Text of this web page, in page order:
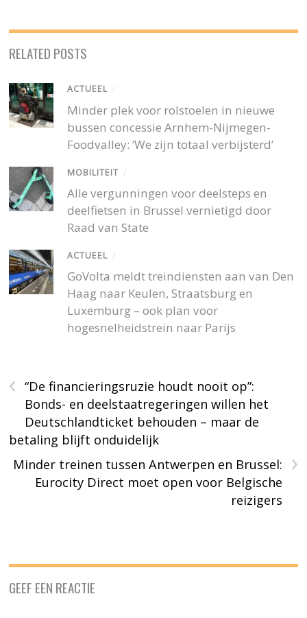
RELATED POSTS
ACTUEEL /
Minder plek voor rolstoelen in nieuwe
bussen concessie Arnhem-Nijmegen-
Foodvalley: ‘We zijn totaal verbijsterd’
MOBILITEIT /
Alle vergunningen voor deelsteps en
deelfietsen in Brussel vernietigd door
Raad van State
ACTUEEL /
GoVolta meldt treindiensten aan van Den
Haag naar Keulen, Straatsburg en
Luxemburg – ook plan voor
hogesnelheidstrein naar Parijs
‹
“De financieringsruzie houdt nooit op”:
Bonds- en deelstaatregeringen willen het
Deutschlandticket behouden – maar de
betaling blijft onduidelijk
›
Minder treinen tussen Antwerpen en Brussel:
Eurocity Direct moet open voor Belgische
reizigers
GEEF EEN REACTIE